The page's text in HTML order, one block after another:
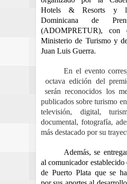
Hotels & Resorts y
Dominicana de
(ADOMPRETUR), con
Ministerio de Turismo y
Juan Luis Guerra.
En el evento
octava edición del
serán reconocidos los
publicados sobre turismo
televisión, digital,
documental, fotografía,
más destacado por su
Además, se
al comunicador
de Puerto Plata que se